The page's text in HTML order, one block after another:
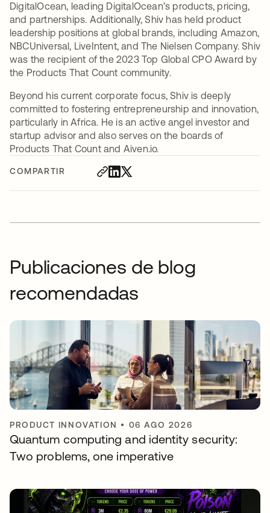
COMPARTIR
DigitalOcean, leading DigitalOcean’s products, pricing,
and partnerships. Additionally, Shiv has held product
leadership positions at global brands, including Amazon,
NBCUniversal, LiveIntent, and The Nielsen Company. Shiv
was the recipient of the 2023 Top Global CPO Award by
the Products That Count community.
Beyond his current corporate focus, Shiv is deeply
committed to fostering entrepreneurship and innovation,
particularly in Africa. He is an active angel investor and
startup advisor and also serves on the boards of
Products That Count and Aiven.io.
Publicaciones de blog
recomendadas
PRODUCT INNOVATION • 06 AGO 2026
Quantum computing and identity security:
Two problems, one imperative